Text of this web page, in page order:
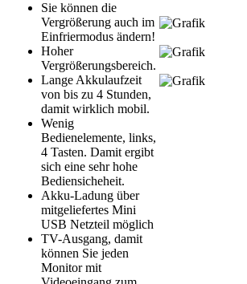
Sie können die
Vergrößerung auch im
Einfriermodus ändern!
Hoher
Vergrößerungsbereich.
Lange Akkulaufzeit
von bis zu 4 Stunden,
damit wirklich mobil.
Wenig
Bedienelemente, links,
4 Tasten. Damit ergibt
sich eine sehr hohe
Bediensicheheit.
Akku-Ladung über
mitgeliefertes Mini
USB Netzteil möglich
TV-Ausgang, damit
können Sie jeden
Monitor mit